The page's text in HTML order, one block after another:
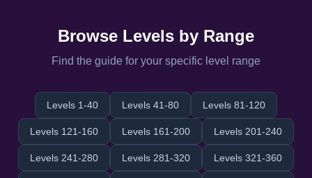
Browse Levels by Range
Find the guide for your specific level range
Levels 1-40 Levels 41-80 Levels 81-120
Levels 121-160 Levels 161-200 Levels 201-240
Levels 241-280 Levels 281-320 Levels 321-360